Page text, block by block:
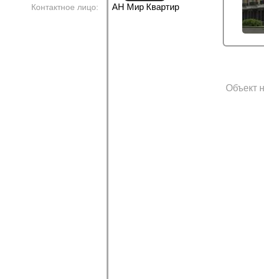
Контактное лицо: АН Мир Квартир
Объект